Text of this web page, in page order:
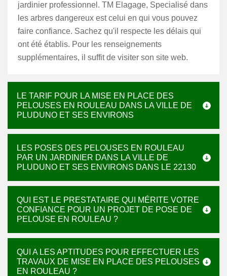
jardinier professionnel. TM Elagage, Specialisé dans
les arbres dangereux est celui en qui vous pouvez
faire confiance. Sachez qu'il respecte les délais qui
ont été établis. Pour les renseignements
supplémentaires, il suffit de visiter son site web.
LE TARIF POUR LA MISE EN PLACE DES
PELOUSES EN ROULEAU DANS LA VILLE DE
PLUDUNO ET SES ENVIRONS
LES POSES DES PELOUSES EN ROULEAU
PAR UN JARDINIER DANS LA VILLE DE
PLUDUNO ET SES ENVIRONS DANS LE 22130
QUI EST LE PRESTATAIRE QUI MÉRITE VOTRE
CONFIANCE POUR UN PROJET DE POSE DE
PELOUSE EN ROULEAU ?
QUI A LES APTITUDES POUR EFFECTUER LES
TRAVAUX DE MISE EN PLACE DES PELOUSES
EN ROULEAU ?